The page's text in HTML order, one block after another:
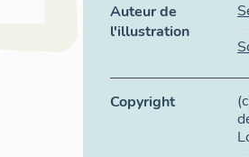
Auteur de
l'illustration
Copyright